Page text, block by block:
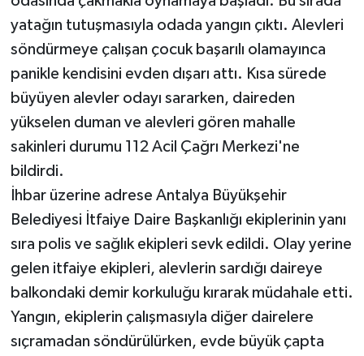
yatağın tutuşmasıyla odada yangın çıktı. Alevleri
söndürmeye çalışan çocuk başarılı olamayınca
panikle kendisini evden dışarı attı. Kısa sürede
büyüyen alevler odayı sararken, daireden
yükselen duman ve alevleri gören mahalle
sakinleri durumu 112 Acil Çağrı Merkezi'ne
bildirdi.
İhbar üzerine adrese Antalya Büyükşehir
Belediyesi İtfaiye Daire Başkanlığı ekiplerinin yanı
sıra polis ve sağlık ekipleri sevk edildi. Olay yerine
gelen itfaiye ekipleri, alevlerin sardığı daireye
balkondaki demir korkuluğu kırarak müdahale etti.
Yangın, ekiplerin çalışmasıyla diğer dairelere
sıçramadan söndürülürken, evde büyük çapta